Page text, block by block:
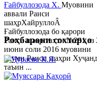
Ғайбуллозода Х. Муовини
аввали Раиси
шаҳрХайруллоÂ
Ғайбуллозода бо қарори
Раиси шаҳр таҳти №281 аз
июни соли 2016 муовини
якуми Раиси шаҳри
таъин ...
Роҳбарони сохторҳо